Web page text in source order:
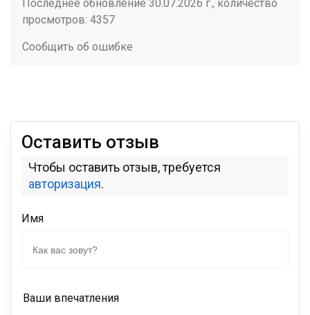
Последнее обновление 30.07.2026 г., количество
просмотров: 4357
Сообщить об ошибке
Оставить отзыв
Чтобы оставить отзыв, требуется
авторизация.
Имя
Ваши впечатления